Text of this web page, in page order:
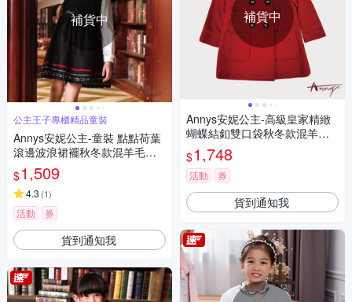
補貨中
公主王子專櫃精品童裝
Annys安妮公主-童裝 點點荷葉
滾邊波浪裙襬秋冬款混羊毛背
心裙*2620黑色
$1,509
4.3 (1)
活動 券
貨到通知我
補貨中
Annys安妮公主-高級皇家精緻
蝴蝶結釦雙口袋秋冬款混羊毛
大衣*6676紅色
$1,748
活動 券
貨到通知我